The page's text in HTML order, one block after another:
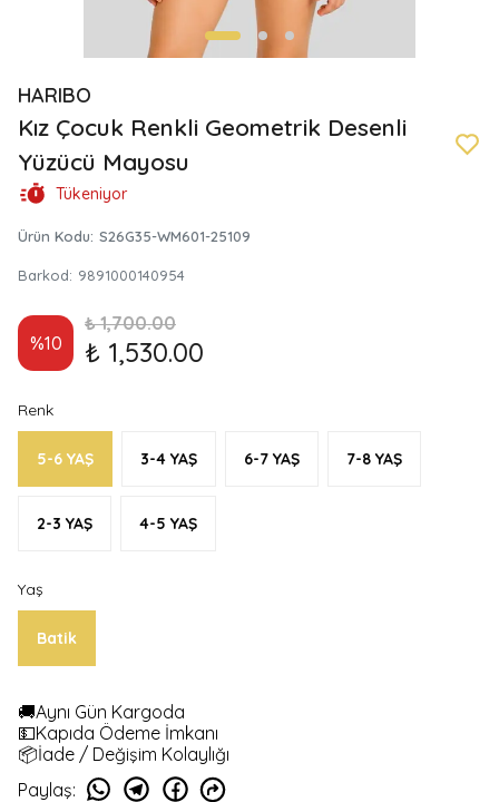
HARIBO
Kız Çocuk Renkli Geometrik Desenli
Yüzücü Mayosu
Tükeniyor
Ürün Kodu: S26G35-WM601-25109
Barkod: 9891000140954
%10
₺ 1,700.00
₺ 1,530.00
Renk
5-6 YAŞ 3-4 YAŞ 6-7 YAŞ 7-8 YAŞ
2-3 YAŞ 4-5 YAŞ
Yaş
Batik
🚚Aynı Gün Kargoda
💵Kapıda Ödeme İmkanı
📦İade / Değişim Kolaylığı
Paylaş: